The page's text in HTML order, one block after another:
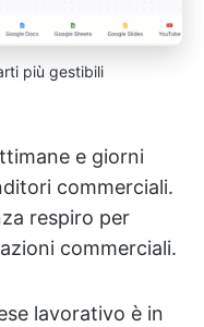
più gestibili
e giorni
commerciali.
respiro per
commerciali.
lavorativo è in